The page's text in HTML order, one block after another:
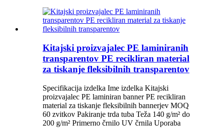
Kitajski proizvajalec PE laminiranih
transparentov PE recikliran material
za tiskanje fleksibilnih transparentov
Specifikacija izdelka Ime izdelka Kitajski
proizvajalec PE laminiran banner PE recikliran
material za tiskanje fleksibilnih bannerjev MOQ
60 zvitkov Pakiranje trda tuba Teža 140 g/m² do
200 g/m² Primerno črnilo UV črnila Uporaba